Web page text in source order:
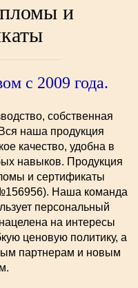
и
с 2009 года.
собственная
наша продукция
качество, удобна в
навыков. Продукция
и сертификаты
Наша команда
персональный
на интересы
ценовую политику, а
партнерам и новым